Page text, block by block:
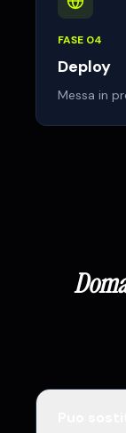
FASE 04
Deploy
Messa in